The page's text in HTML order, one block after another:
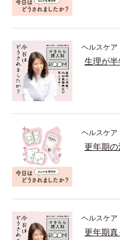
ヘルスケア
生理が
ヘルスケア
更年期
ヘルスケア
更年期